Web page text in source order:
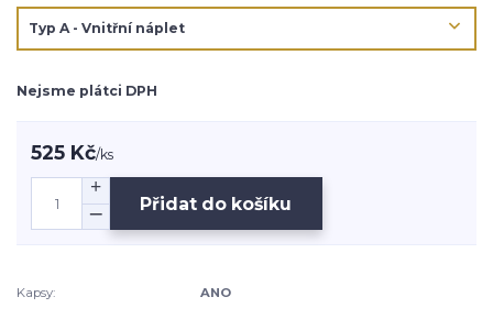
Nejsme plátci DPH
525 Kč/ks
Přidat do košíku
Kapsy: ANO